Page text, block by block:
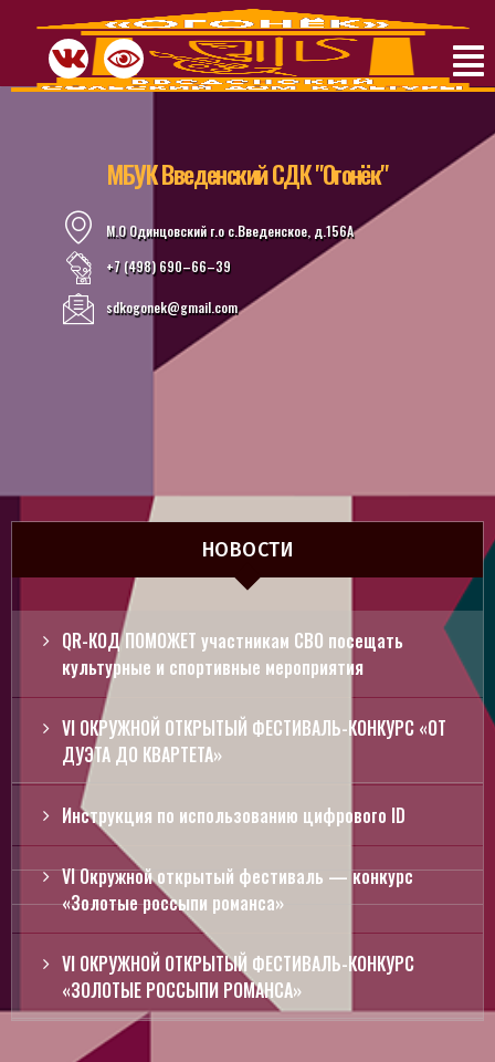
МБУК Введенский СДК "Огонёк"
М.О Одинцовский г.о с.Введенское, д.156А
+7 (498) 690–66–39
sdkogonek@gmail.com
НОВОСТИ
QR-КОД ПОМОЖЕТ участникам СВО посещать
культурные и спортивные мероприятия
VI ОКРУЖНОЙ ОТКРЫТЫЙ ФЕСТИВАЛЬ-КОНКУРС «ОТ
ДУЭТА ДО КВАРТЕТА»
Инструкция по использованию цифрового ID
VI Окружной открытый фестиваль — конкурс
«Золотые россыпи романса»
VI ОКРУЖНОЙ ОТКРЫТЫЙ ФЕСТИВАЛЬ-КОНКУРС
«ЗОЛОТЫЕ РОССЫПИ РОМАНСА»